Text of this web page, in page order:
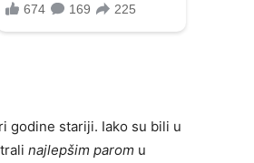
godine stariji. Iako su bili u
najlepšim parom u